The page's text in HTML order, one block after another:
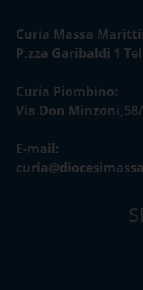
Curia Massa
P.zza Garibaldi 1
Curia Piombino:
Via Don Minzoni,58/
E-mail: